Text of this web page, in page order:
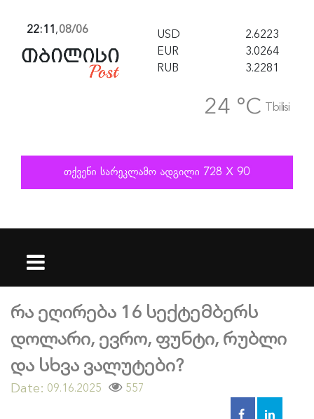
22:11,08/06 USD
2.6223
EUR
3.0264
RUB
3.2281
24 °C Tbilisi
რა ეღირება 16 სექტემბერს
დოლარი, ევრო, ფუნტი, რუბლი
და სხვა ვალუტები?
Date: 09.16.2025 557